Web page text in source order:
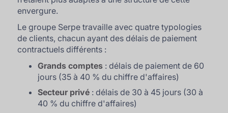
envergure.
Le groupe Serpe travaille avec quatre typologies
de clients, chacun ayant des délais de paiement
contractuels différents :
Grands comptes: délais de paiement de 60
jours (35 à 40 % du chiffre d'affaires)
Secteur privé: délais de 30 à 45 jours (30 à
40 % du chiffre d'affaires)